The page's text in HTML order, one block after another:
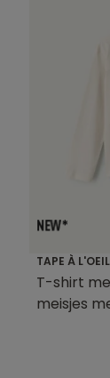
TAPE À
T-shirt
meisjes